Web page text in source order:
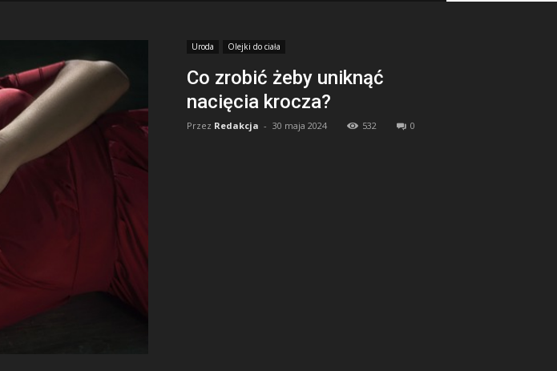
Uroda Olejki do ciała
Co zrobić żeby uniknąć
nacięcia krocza?
Przez Redakcja - 30 maja 2024 532 0